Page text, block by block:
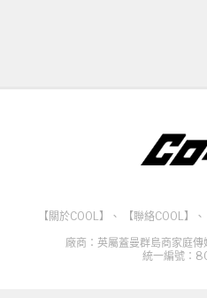
【關於COOL】 、 【聯絡COOL】 、
廠商：英屬蓋曼群島商家庭
統一編號：